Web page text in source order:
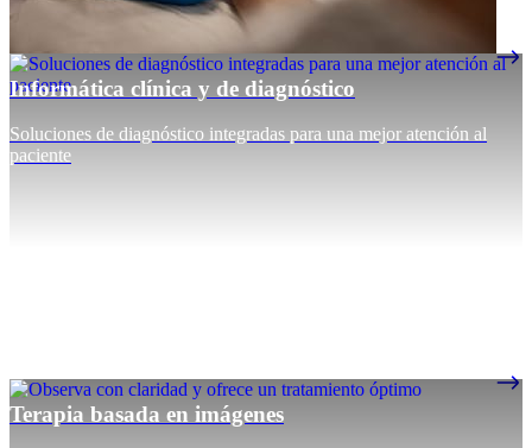
Informática clínica y de diagnóstico
Soluciones de diagnóstico integradas para una mejor atención al
paciente
Terapia basada en imágenes